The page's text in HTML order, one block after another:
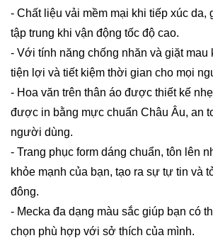
- Chất liệu vải mềm mại khi tiếp xúc da,
tập trung khi vận động tốc độ cao.
- Với tính năng chống nhăn và giặt mau
tiện lợi và tiết kiệm thời gian cho mọi
- Hoa văn trên thân áo được thiết kế
được in bằng mực chuẩn Châu Âu, an
người dùng.
- Trang phục form dáng chuẩn, tôn lên
khỏe mạnh của bạn, tạo ra sự tự tin và
đông.
- Mecka đa dạng màu sắc giúp bạn có
chọn phù hợp với sở thích của mình.